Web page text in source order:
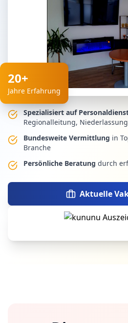
20+
Jahre Erfahrung
Spezialisiert auf
Regionalleitung,
Bundesweite Vermittlung in
Branche
Persönliche Beratung durch
Aktuelle